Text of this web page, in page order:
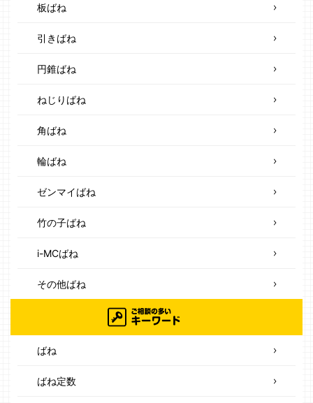
板ばね
引きばね
円錐ばね
ねじりばね
角ばね
輪ばね
ゼンマイばね
竹の子ばね
i-MCばね
その他ばね
ばね
ばね定数